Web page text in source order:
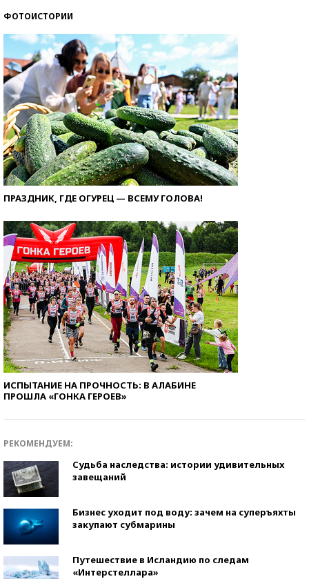
ФОТОИСТОРИИ
ПРАЗДНИК, ГДЕ ОГУРЕЦ — ВСЕМУ ГОЛОВА!
ИСПЫТАНИЕ НА ПРОЧНОСТЬ: В АЛАБИНЕ
ПРОШЛА «ГОНКА ГЕРОЕВ»
РЕКОМЕНДУЕМ:
Судьба наследства: истории удивительных
завещаний
Бизнес уходит под воду: зачем на суперъяхты
закупают субмарины
Путешествие в Исландию по следам
«Интерстеллара»